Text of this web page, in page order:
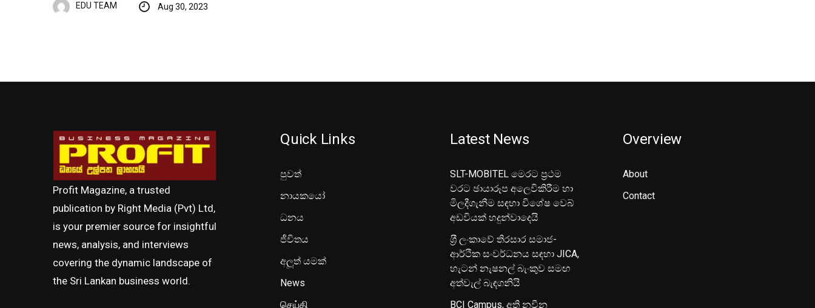
EDU TEAM Aug 30, 2023
Profit Magazine, a trusted
publication by Right Media (Pvt) Ltd,
is your premier source for insightful
news, analysis, and interviews
covering the dynamic landscape of
the Sri Lankan business world.
Quick Links
පුවත්
නායකයෝ
ධනය
ජීවිතය
අලූත් යමක්
News
செய்தி
Latest News
SLT-MOBITEL මෙරට ප්‍රථම
වරට ඡායාරූප අලෙවිකිරීම හා
මිලදීගැනීම සඳහා විශේෂ වෙබ්
අඩවියක් හදුන්වාදෙයි
ශ‍්‍රී ලංකාවේ තිරසාර සමාජ-
ආර්ථික සංවර්ධනය සඳහා JICA,
හැටන් නැෂනල් බැංකුව සමඟ
අත්වැල් බැඳගනියි
BCI Campus, අති නවීන
Overview
About
Contact